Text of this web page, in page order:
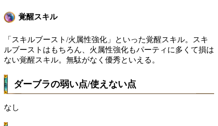
覚醒スキル
「スキルブースト/火属性強化」といった覚醒スキル。スキ
ルブーストはもちろん、火属性強化もパーティに多くて損は
ない覚醒スキル。無駄がなく優秀といえる。
ダーブラの弱い点/使えない点
なし